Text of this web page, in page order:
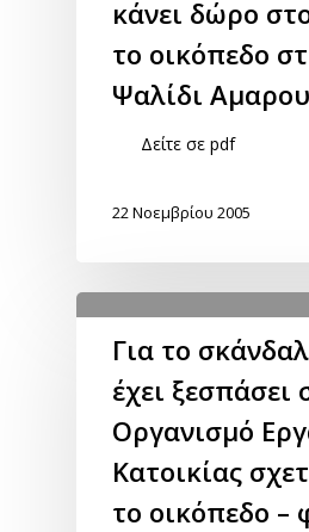
κάνει δώρο
το οικόπεδο
Ψαλίδι
Δείτε σε pdf
22 Νοεμβρίου 2005
Για το
έχει ξεσπάσει
Οργανισμό
Κατοικίας
το οικόπεδο –